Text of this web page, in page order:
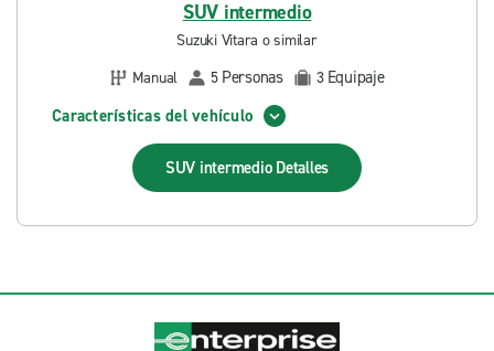
SUV intermedio
Suzuki Vitara o similar
Manual
5 Personas 3 Equipaje
Características del vehículo
SUV intermedio Detalles